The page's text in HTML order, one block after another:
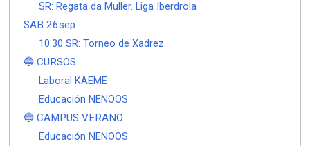
SR: Regata da Muller. Liga Iberdrola
SAB 26sep
10.30 SR: Torneo de Xadrez
🔵 CURSOS
Laboral KAEME
Educación NENOOS
🔵 CAMPUS VERANO
Educación NENOOS